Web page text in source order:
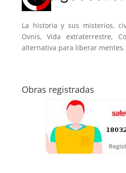
La historia y sus misterios,
Ovnis, Vida extraterrestre,
alternativa para liberar mentes.
Obras registradas